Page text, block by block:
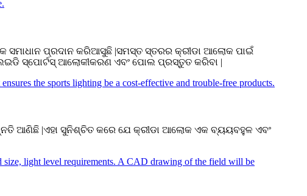
ସମାଧାନ ପ୍ରଦାନ କରିଆସୁଛି |ସମସ୍ତ ସ୍ତରର କ୍ରୀଡା ଆଲୋକ ପାଇଁ
ସ୍ପୋର୍ଟସ୍ ଆଲୋକୀକରଣ ଏବଂ ପୋଲ ପ୍ରସ୍ତୁତ କରିବା |
ଆଣିଛି |ଏହା ସୁନିଶ୍ଚିତ କରେ ଯେ କ୍ରୀଡା ଆଲୋକ ଏକ ବ୍ୟୟବହୁଳ ଏବଂ